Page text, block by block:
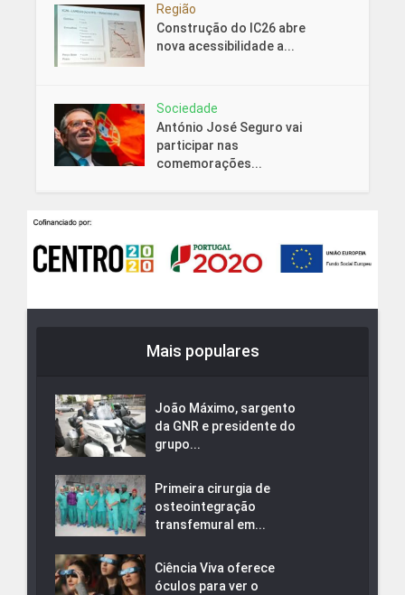
Região
Construção do IC26 abre
nova acessibilidade a...
Sociedade
António José Seguro vai
participar nas
comemorações...
Mais populares
João Máximo, sargento
da GNR e presidente do
grupo...
Primeira cirurgia de
osteointegração
transfemural em...
Ciência Viva oferece
óculos para ver o